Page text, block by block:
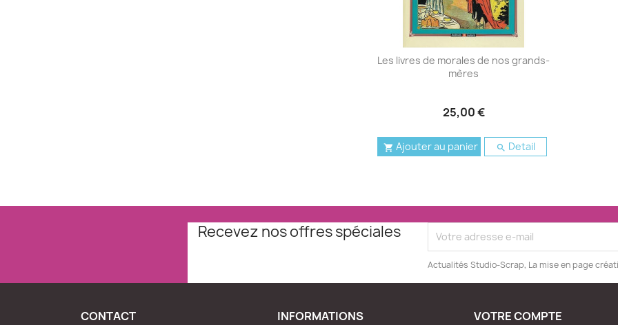
Les livres de morales de nos grands-
mères
25,00 €
 Ajouter au panier  Detail
Recevez nos offres spéciales
Actualités Studio-Scrap, La mise en page
CONTACT INFORMATIONS VOTRE COMPTE